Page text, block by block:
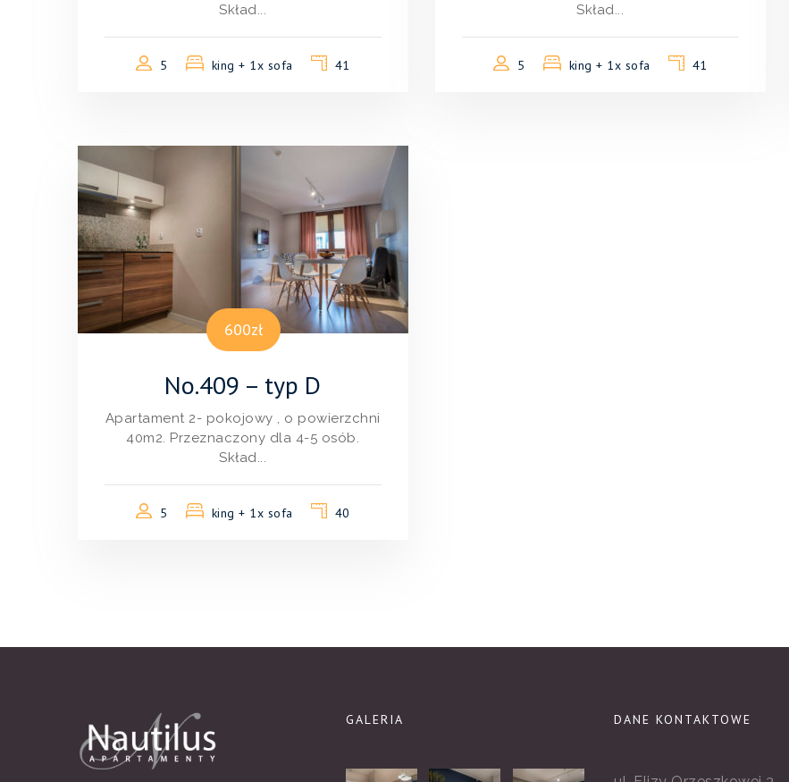
Skład...
5 king + 1x sofa 41
Skład...
5 king + 1x sofa 41
600zł
No.409 – typ D
Apartament 2- pokojowy , o powierzchni
40m2. Przeznaczony dla 4-5 osób.
Skład...
5 king + 1x sofa 40
GALERIA DANE KONTAKTOWE